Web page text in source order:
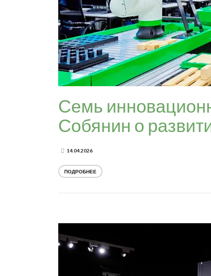
Семь
Собянин о
14.04.2026
ПОДРОБНЕЕ